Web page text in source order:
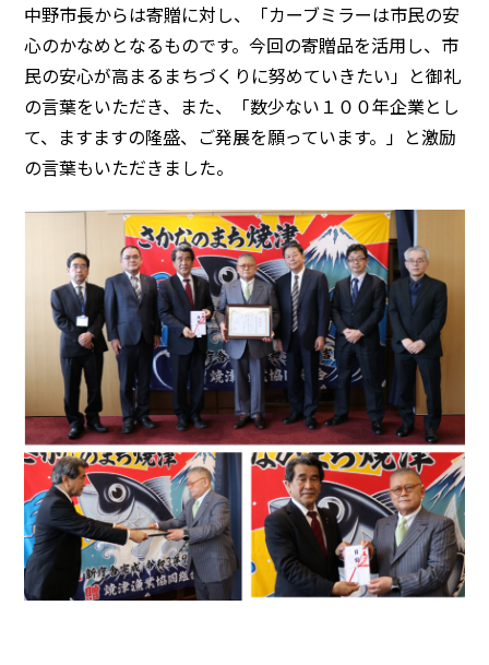
中野市長からは寄贈に対し、「カーブミラーは市民の安
心のかなめとなるものです。今回の寄贈品を活用し、市
民の安心が高まるまちづくりに努めていきたい」と御礼
の言葉をいただき、また、「数少ない１００年企業とし
て、ますますの隆盛、ご発展を願っています。」と激励
の言葉もいただきました。